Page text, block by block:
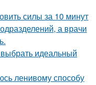
силы за 10 минут
а врачи
идеальный
ленивому способу